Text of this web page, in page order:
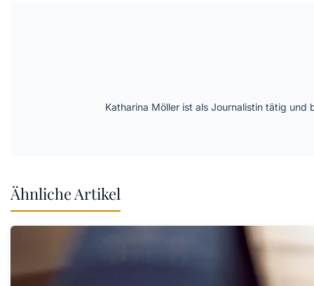
Katharina Möller ist als Journalistin tätig
Ähnliche Artikel